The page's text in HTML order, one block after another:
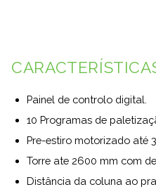
Painel de controlo digital.
10 Programas de
Pre-estiro motorizado até
Torre ate 2600 mm com
Distância da coluna ao